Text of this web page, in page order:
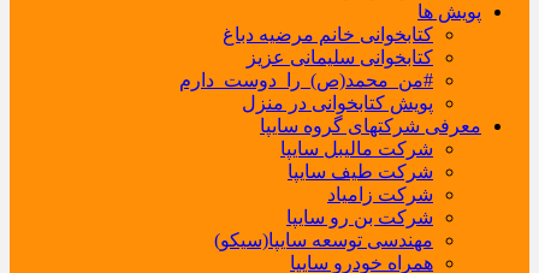
پویش ها
کتابخوانی خانم مرضیه دباغ
کتابخوانی سلیمانی عزیز
#من_محمد(ص)_را_دوست_دارم
پویش کتابخوانی در منزل
معرفی شرکتهای گروه سایپا
شرکت مالیبل سایپا
شرکت طیف سایپا
شرکت زامیاد
شرکت بن رو سایپا
مهندسی توسعه سایپا(سیکو)
همراه خودرو سایپا